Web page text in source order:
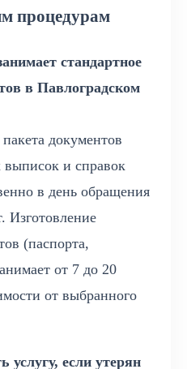
процедурам
стандартное
в Павлоградском
документов
и справок
в день обращения
Изготовление
(паспорта,
от 7 до 20
от выбранного
если утерян